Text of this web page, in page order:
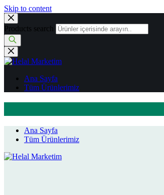
Skip to content
Products search
Ana Sayfa
Tüm Ürünlerimiz
Ana Sayfa
Tüm Ürünlerimiz